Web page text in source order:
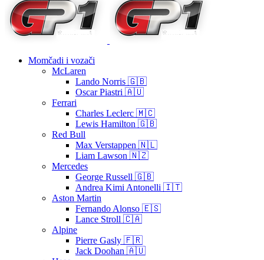
Momčadi i vozači
McLaren
Lando Norris 🇬🇧
Oscar Piastri 🇦🇺
Ferrari
Charles Leclerc 🇲🇨
Lewis Hamilton 🇬🇧
Red Bull
Max Verstappen 🇳🇱
Liam Lawson 🇳🇿
Mercedes
George Russell 🇬🇧
Andrea Kimi Antonelli 🇮🇹
Aston Martin
Fernando Alonso 🇪🇸
Lance Stroll 🇨🇦
Alpine
Pierre Gasly 🇫🇷
Jack Doohan 🇦🇺